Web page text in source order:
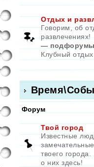
Отдых и
Говорим, об
развлечениях!
—
Клубный отдых
Форум
Твой город
Известные
твоего
о них здесь!